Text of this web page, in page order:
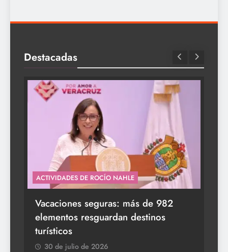
Destacadas
ACTIVIDADES DE ROCÍO NAHLE
Vacaciones seguras: más de 982
elementos resguardan destinos
turísticos
30 de julio de 2026